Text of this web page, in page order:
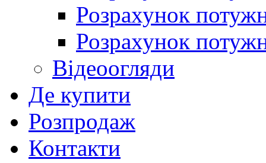
Розрахунок
Розрахунок
Відеоогляди
Де купити
Розпродаж
Контакти